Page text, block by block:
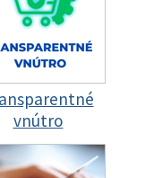
vnútro